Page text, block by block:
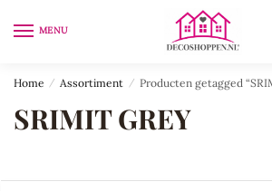
MENU
Home / Assortiment / Producten getagged
SRIMIT GREY